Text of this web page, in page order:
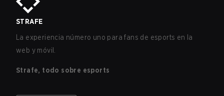
STRAFE
La experiencia número uno para fans de esports en la
web y móvil.
Strafe, todo sobre esports